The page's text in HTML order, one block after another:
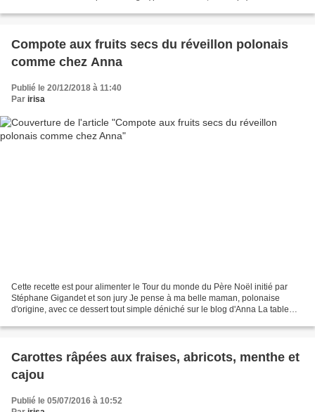
Compote aux fruits secs du réveillon polonais
comme chez Anna
Publié le 20/12/2018 à 11:40
Par irisa
Cette recette est pour alimenter le Tour du monde du Père Noël initié par
Stéphane Gigandet et son jury Je pense à ma belle maman, polonaise
d'origine, avec ce dessert tout simple déniché sur le blog d'Anna La table
Carottes râpées aux fraises, abricots, menthe et
cajou
Publié le 05/07/2016 à 10:52